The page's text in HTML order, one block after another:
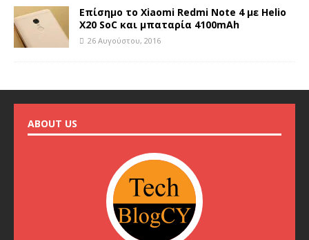
Επίσημο το Xiaomi Redmi Note 4 με Helio
X20 SoC και μπαταρία 4100mAh
26 Αυγούστου, 2016
ABOUT US